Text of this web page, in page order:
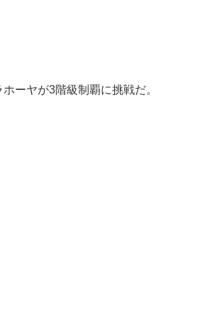
ーヤが3階級制覇に挑戦だ。